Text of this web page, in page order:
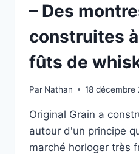
– Des
construites
fûts de
Par Nathan 18 décembre
Original Grain a
autour d'un principe
marché horloger très